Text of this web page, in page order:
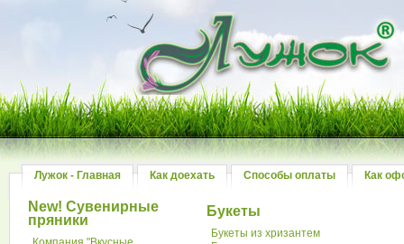
Лужок - Главная Как доехать Способы оплаты Как
New! Сувенирные
пряники
Букеты
Букеты из хризантем